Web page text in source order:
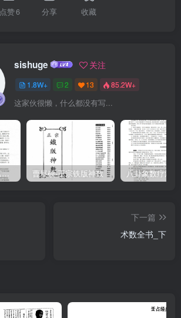
点赞6 分享 收藏
sishuge 关注
1.8W+ 2 13 85.2W+
这家伙很懒，什么都没有写...
叶茂然-莲花十二宫佛家奇门面授及答疑 曹展硕-正宗铁版神数
下一篇
术数全书_下